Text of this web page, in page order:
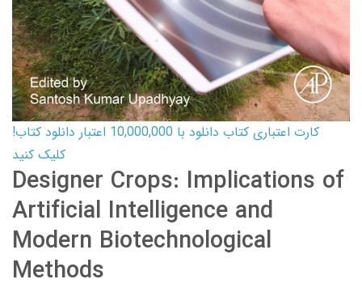
کارت اعتباری کتاب دانلود با 10,000,000 اعتبار دانلود کتاب!
کلیک کنید
Designer Crops: Implications of
Artificial Intelligence and
Modern Biotechnological
Methods